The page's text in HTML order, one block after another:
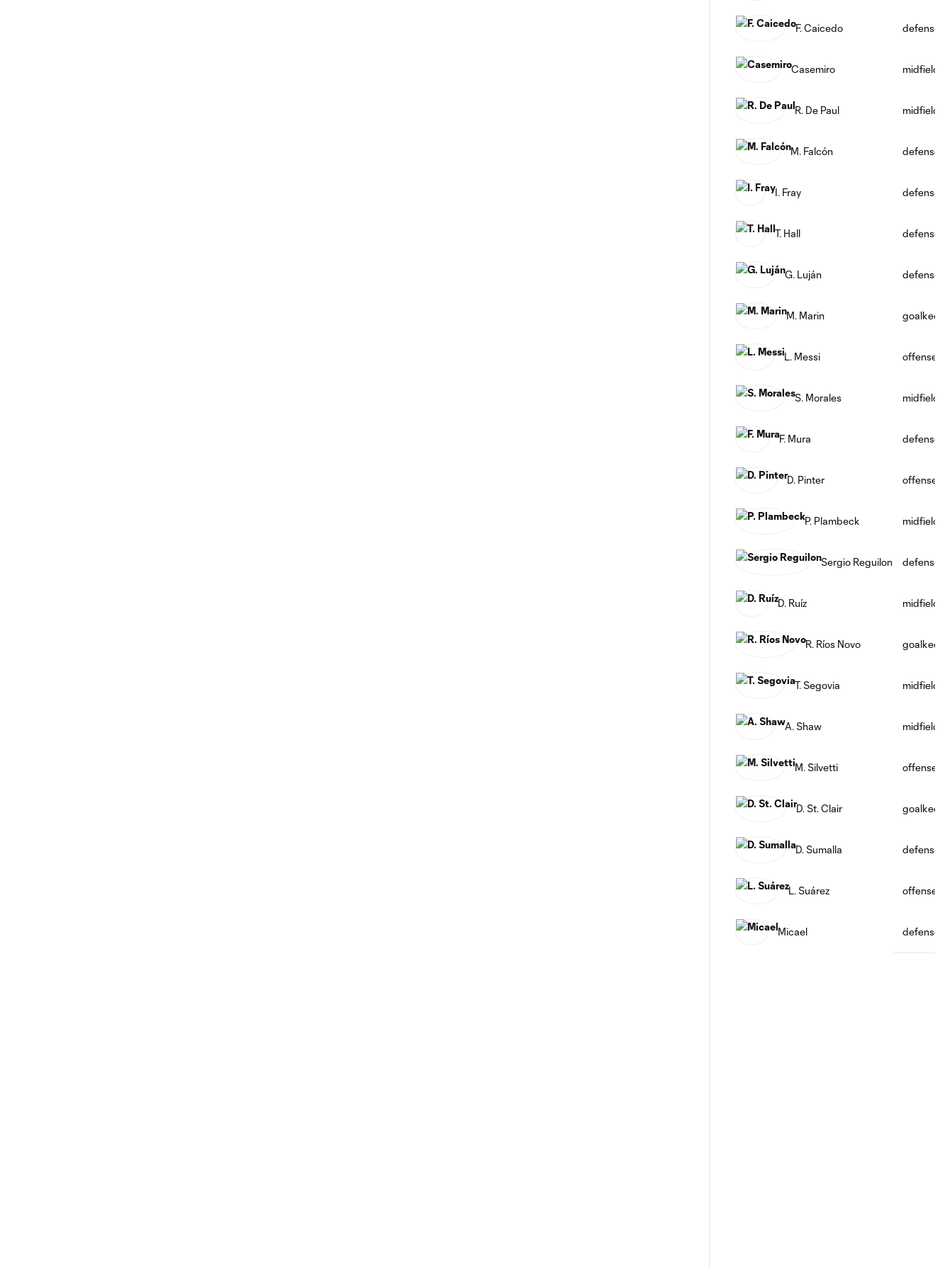
F. Caicedo defense
Casemiro midfield
R. De Paul midfield
M. Falcón defense
I. Fray defense
T. Hall defense
G. Luján defense
M. Marin
L. Messi offense
S. Morales midfield
F. Mura defense
D. Pinter offense
P. Plambeck midfield
Sergio Reguilon defense
D. Ruíz midfield
R. Ríos Novo
T. Segovia midfield
A. Shaw midfield
M. Silvetti offense
D. St. Clair
D. Sumalla defense
L. Suárez offense
Micael defense